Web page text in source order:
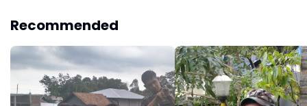
Recommended